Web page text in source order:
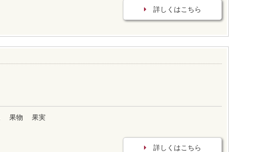
詳しくはこちら
果物
果実
詳しくはこちら